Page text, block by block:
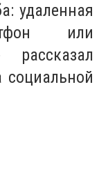
удаленная
или
социальной